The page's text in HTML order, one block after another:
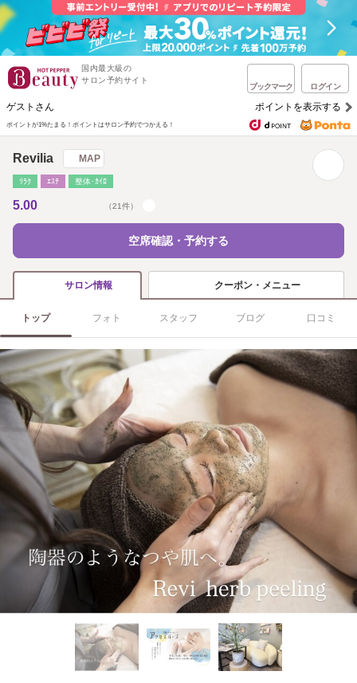
国内最大級の
サロン予約サイト
ブックマーク ログイン
ゲストさん ポイントを表示する
ポイントが1%たまる！ ポイントはサロン予約でつかえる！
Revilia MAP
ﾘﾗｸ ｴｽﾃ 整体･ｶｲﾛ
5.00 （21件）
空席確認・予約する
サロン情報 クーポン・メニュー
トップ フォト スタッフ ブログ 口コミ